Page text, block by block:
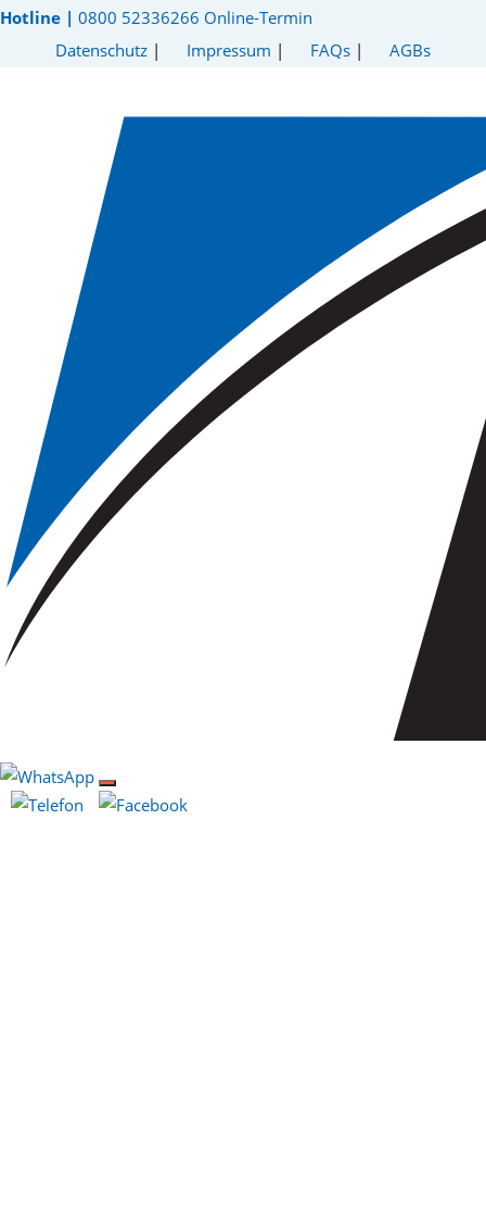
Hotline | 0800 52336266 Online-Termin
Datenschutz | Impressum | FAQs | AGBs